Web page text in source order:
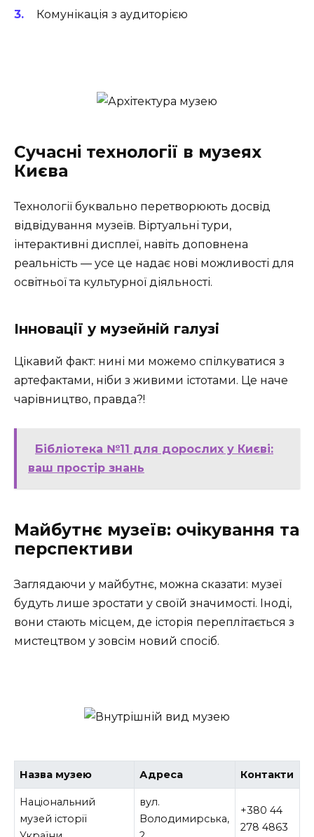
Комунікація з аудиторією
Сучасні технології в музеях
Києва
Технології буквально перетворюють досвід
відвідування музеїв. Віртуальні тури,
інтерактивні дисплеї, навіть доповнена
реальність — усе це надає нові можливості для
освітньої та культурної діяльності.
Інновації у музейній галузі
Цікавий факт: нині ми можемо спілкуватися з
артефактами, ніби з живими істотами. Це наче
чарівництво, правда?!
Бібліотека №11 для дорослих у Києві:
ваш простір знань
Майбутнє музеїв: очікування та
перспективи
Заглядаючи у майбутнє, можна сказати: музеї
будуть лише зростати у своїй значимості. Іноді,
вони стають місцем, де історія переплітається з
мистецтвом у зовсім новий спосіб.
Назва музею Адреса Контакти
Національний
музей історії
вул.
Володимирська,
+380 44
278 4863